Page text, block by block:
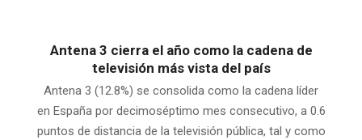
Antena 3 cierra el año como la cadena de
televisión más vista del país
Antena 3 (12.8%) se consolida como la cadena líder
en España por decimoséptimo mes consecutivo, a 0.6
puntos de distancia de la televisión pública, tal y como